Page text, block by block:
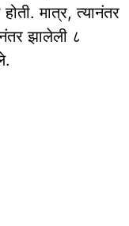
मात्र, त्यानंतर
झालेली ८